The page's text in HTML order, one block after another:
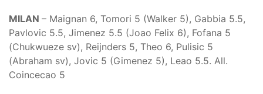
MILAN – Maignan 6, Tomori 5 (Walker 5), Gabbia 5.5,
Pavlovic 5.5, Jimenez 5.5 (Joao Felix 6), Fofana 5
(Chukwueze sv), Reijnders 5, Theo 6, Pulisic 5
(Abraham sv), Jovic 5 (Gimenez 5), Leao 5.5. All.
Coincecao 5